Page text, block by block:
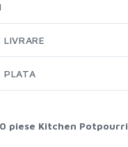
LIVRARE
PLATA
piese Kitchen Potpourri